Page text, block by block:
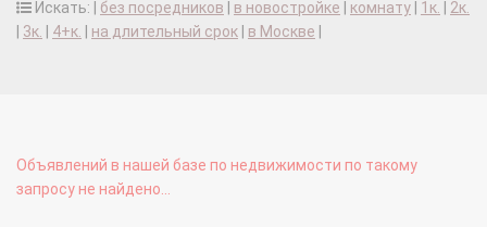
Искать: | без посредников в новостройке комнату 1к.
2к.
3к. 4+к. на длительный срок в Москве
Объявлений в нашей базе по недвижимости по такому
запросу не найдено...